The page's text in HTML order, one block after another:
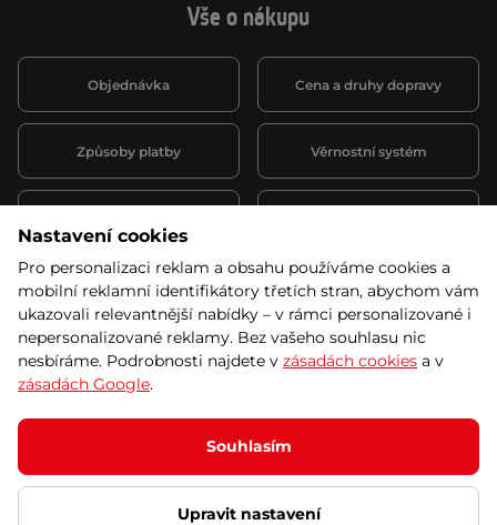
Vše o nákupu
Objednávka Cena a druhy dopravy
Způsoby platby Věrnostní systém
Půjčovna
obchodní podmínky
Kariéra
© 2026 SEVEN SPORT s.r.o Všechna práva vyhrazena
Podle zákona o evidenci tržeb je prodávající povinen vystavit
kupujícímu účtenku.
Zároveň je povinen zaevidovat přijatou tržbu u správce daně online; v
případě technického výpadku pak nejpozději do 48 hodin.
Nastavení cookies
Pro personalizaci reklam a obsahu používáme cookies a
mobilní reklamní identifikátory třetích stran, abychom vám
ukazovali relevantnější nabídky – v rámci personalizované i
nepersonalizované reklamy. Bez vašeho souhlasu nic
nesbíráme. Podrobnosti najdete v zásadách cookies a v
zásadách Google.
Souhlasím
Upravit nastavení